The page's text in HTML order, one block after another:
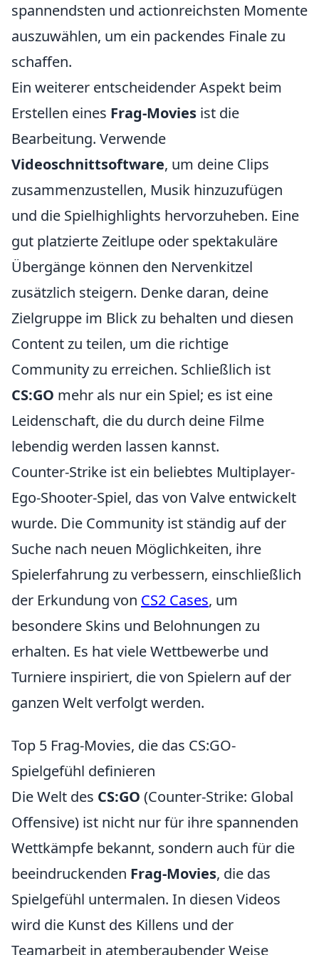
spannendsten und actionreichsten Momente
auszuwählen, um ein packendes Finale zu
schaffen.
Ein weiterer entscheidender Aspekt beim
Erstellen eines Frag-Movies ist die
Bearbeitung. Verwende
Videoschnittsoftware, um deine Clips
zusammenzustellen, Musik hinzuzufügen
und die Spielhighlights hervorzuheben. Eine
gut platzierte Zeitlupe oder spektakuläre
Übergänge können den Nervenkitzel
zusätzlich steigern. Denke daran, deine
Zielgruppe im Blick zu behalten und diesen
Content zu teilen, um die richtige
Community zu erreichen. Schließlich ist
CS:GO mehr als nur ein Spiel; es ist eine
Leidenschaft, die du durch deine Filme
lebendig werden lassen kannst.
Counter-Strike ist ein beliebtes Multiplayer-
Ego-Shooter-Spiel, das von Valve entwickelt
wurde. Die Community ist ständig auf der
Suche nach neuen Möglichkeiten, ihre
Spielerfahrung zu verbessern, einschließlich
der Erkundung von CS2 Cases, um
besondere Skins und Belohnungen zu
erhalten. Es hat viele Wettbewerbe und
Turniere inspiriert, die von Spielern auf der
ganzen Welt verfolgt werden.
Top 5 Frag-Movies, die das CS:GO-
Spielgefühl definieren
Die Welt des CS:GO (Counter-Strike: Global
Offensive) ist nicht nur für ihre spannenden
Wettkämpfe bekannt, sondern auch für die
beeindruckenden Frag-Movies, die das
Spielgefühl untermalen. In diesen Videos
wird die Kunst des Killens und der
Teamarbeit in atemberaubender Weise